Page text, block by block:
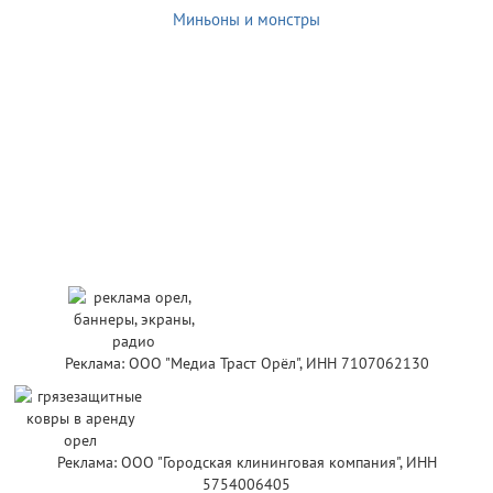
Миньоны и монстры
Реклама: ООО "Медиа Траст Орёл", ИНН 7107062130
Реклама: ООО "Городская клининговая компания", ИНН
5754006405